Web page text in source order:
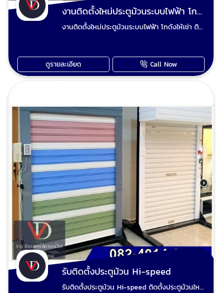
งานติดตั้งใหม่ประตูม้วนระบบไฟฟ้า โกดังให้เช่า
งานติดตั้งใหม่ประตูม้วนระบบไฟฟ้า โกดังให้เช่า ติด
ระบบ เรียกใช้ วีดี ชัตเตอร์ งานยากงานไกล งาน
ใหญ่งานเล็ก ทีมงานช่างวี เต็มใจให้บริการเก็บงาน
เรียบร้อย ไม่มั่วไม่ชุ่ย ไม่ฟันไม่แพง รับประกัน
รับซ่อมประตูม้วนทุกระบบและรับปรับปรุงประตู
เหล็กม้วนเดิมทำสีใหม่ตามชอบ รับรื้อประตูม้วนเก่า
ผุงพังเสียหาย และเปลี่ยนเป็นประตูม้วนใหม่ ขาย
อะไหล่ประตูม้วน ขายรีโมทประตูม้วน อะไหล่ประตู
ม้วนทุกชนิด เปลี่ยนระบบประตูม้วนมือดึงเป็น
ไฟฟ้าพร้อมรีโมท อัพเกรดความสะดวกสบายและ
ความปลอดภัยให้บ้านคุณ หากคุณกำลังมองหา
ทางเลือกในการยกระดับการใช้งานประตูม้วนจาก
ระบบมือดึงแบบเดิมๆ ให้ทันสมัยและสะดวกสบาย
ยิ่งขึ้น การ เปลี่ยนระบบประตูม้วนมือดึงเป็นไฟฟ้า
พร้อมติดตั้ง รีโมทประตูม้วน คือคำตอบที่สมบูรณ์
แบบสำหรับคุณ ที่ วีดี ชัตเตอร์ เราเชี่ยวชาญในการ
ติดตั้งประตูม้วนไฟฟ้าพร้อมรีโมท และ แปลงประตู
ม้วนมือดึงเป็นไฟฟ้า เพื่อมอบความสะดวกสบาย
สูงสุดและความปลอดภัยที่เหนือกว่าให้กับบ้านหรือ
ธุรกิจของคุณ ทำไมต้องอัพเกรดประตูม้วนมือดึง
เป็นระบบไฟฟ้า? การ อัพเกรดประตูม้วน จากระบบ
มือดึงเป็น ประตูม้วนไฟฟ้า หรือ ประตูม้วนอัตโนมัติ
ดูรายละเอียด Call Now
รับติดตั้งประตูม้วน Hi-speed
รับติดตั้งประตูม้วน Hi-speed ติดตั้งประตูม้วนใหม่